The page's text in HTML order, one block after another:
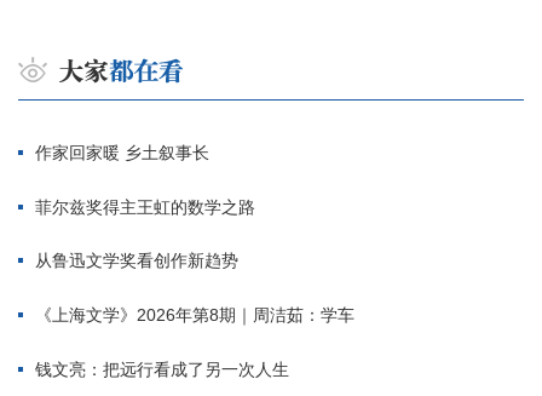
作家回家暖 乡土叙事长
菲尔兹奖得主王虹的数学之路
从鲁迅文学奖看创作新趋势
《上海文学》2026年第8期｜周洁茹：学车
钱文亮：把远行看成了另一次人生